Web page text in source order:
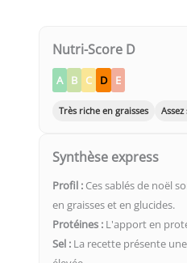
Nutri-Score D
A B C D E
Très riche en graisses Assez
Synthèse express
Profil : Ces sablés de noël
en graisses et en glucides.
Protéines : L'apport en
Sel : La recette présente